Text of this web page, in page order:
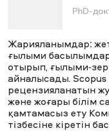
PhD-
Жарияланымдар:
ғылыми
отырып, ғылыми-
айналысады.
рецензияланатын
және жоғары білім
қамтамасыз ету
тізбесіне кіретін